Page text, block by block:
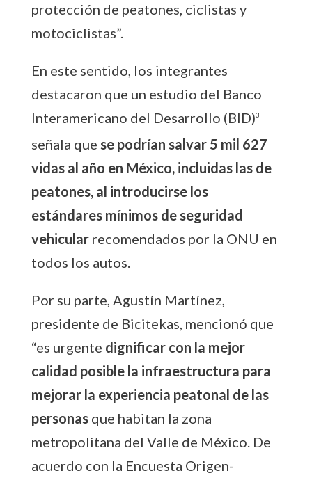
protección de peatones, ciclistas y
motociclistas”.
En este sentido, los integrantes
destacaron que un estudio del Banco
Interamericano del Desarrollo (BID)3
señala que se podrían salvar 5 mil 627
vidas al año en México, incluidas las de
peatones, al introducirse los
estándares mínimos de seguridad
vehicularrecomendados por la ONU en
todos los autos.
Por su parte, Agustín Martínez,
presidente de Bicitekas, mencionó que
“es urgente dignificar con la mejor
calidad posible la infraestructura para
mejorar la experiencia peatonal de las
personasque habitan la zona
metropolitana del Valle de México. De
acuerdo con la Encuesta Origen-